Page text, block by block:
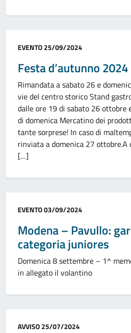
Categoria:
EVENTO25/09/2024
Festa d’autunno 2024
Rimandata a sabato 26 e
vie del centro storico Stand
dalle ore 19 di sabato 26
di domenica Mercatino dei
tante sorprese! In caso di
rinviata a domenica 27 ottobre.A
[…]
Categoria:
EVENTO03/09/2024
Modena – Pavullo:
categoria juniores
Domenica 8 settembre – 1^
in allegato il volantino
Categoria:
AVVISO25/07/2024